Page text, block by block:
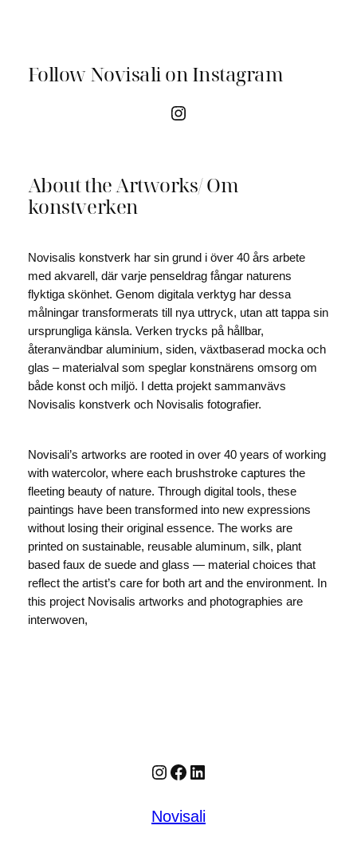
Follow Novisali on Instagram
Instagram
About the Artworks/ Om
konstverken
Novisalis konstverk har sin grund i över 40 års arbete
med akvarell, där varje penseldrag fångar naturens
flyktiga skönhet. Genom digitala verktyg har dessa
målningar transformerats till nya uttryck, utan att tappa sin
ursprungliga känsla. Verken trycks på hållbar,
återanvändbar aluminium, siden, växtbaserad mocka och
glas – materialval som speglar konstnärens omsorg om
både konst och miljö. I detta projekt sammanvävs
Novisalis konstverk och Novisalis fotografier.
Novisali’s artworks are rooted in over 40 years of working
with watercolor, where each brushstroke captures the
fleeting beauty of nature. Through digital tools, these
paintings have been transformed into new expressions
without losing their original essence. The works are
printed on sustainable, reusable aluminum, silk, plant
based faux de suede and glass — material choices that
reflect the artist’s care for both art and the environment. In
this project Novisalis artworks and photographies are
interwoven,
Instagram
Facebook
LinkedIn
Novisali